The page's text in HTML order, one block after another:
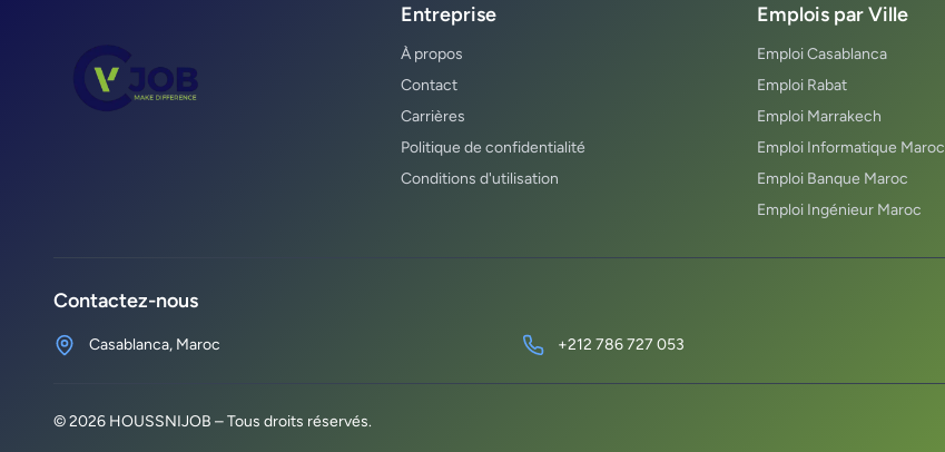
Entreprise
À propos
Contact
Carrières
Politique de confidentialité
Conditions d'utilisation
Emplois par Ville
Emploi Casablanca
Emploi Rabat
Emploi Marrakech
Emploi Informatique Maroc
Emploi Banque Maroc
Emploi Ingénieur Maroc
Contactez-nous
Casablanca, Maroc +212 786 727 053
©2026 HOUSSNIJOB – Tous droits réservés.